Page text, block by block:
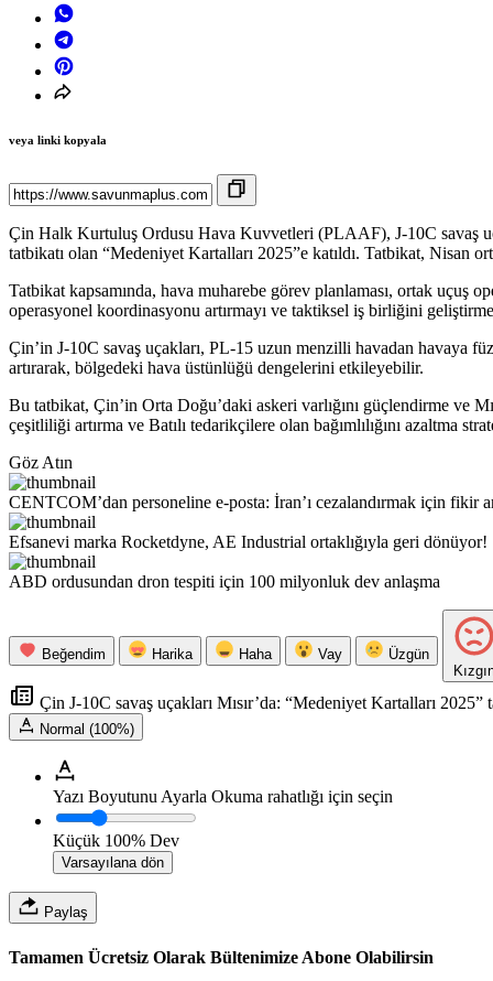
veya linki kopyala
Çin Halk Kurtuluş Ordusu Hava Kuvvetleri (PLAAF), J-10C savaş
tatbikatı olan “Medeniyet Kartalları 2025”e katıldı. Tatbikat, Nisan
Tatbikat kapsamında, hava muharebe görev planlaması, ortak uçuş
operasyonel koordinasyonu artırmayı ve taktiksel iş birliğini
Çin’in J-10C savaş uçakları, PL-15 uzun menzilli havadan havaya
artırarak, bölgedeki hava üstünlüğü dengelerini etkileyebilir.
Bu tatbikat, Çin’in Orta Doğu’daki askeri varlığını güçlendirme ve
çeşitliliği artırma ve Batılı tedarikçilere olan bağımlılığını azaltma
Göz Atın
CENTCOM’dan personeline e-posta: İran’ı cezalandırmak için fikir
Efsanevi marka Rocketdyne, AE Industrial ortaklığıyla geri dönüyor!
ABD ordusundan dron tespiti için 100 milyonluk dev anlaşma
Beğendim Harika Haha Vay
Üzgün
Çin J-10C savaş uçakları Mısır’da: “Medeniyet Kartalları 2025”
Normal (100%)
Yazı Boyutunu Ayarla Okuma rahatlığı için seçin
Küçük 100% Dev
Varsayılana dön
Paylaş
Tamamen Ücretsiz Olarak Bültenimize Abone Olabilirsin